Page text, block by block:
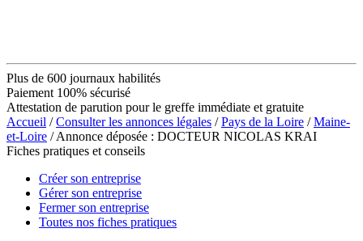
Plus de 600 journaux habilités
Paiement 100% sécurisé
Attestation de parution pour le greffe immédiate et gratuite
Accueil /Consulter les annonces légales /Pays de la Loire /Maine-
et-Loire / Annonce déposée : DOCTEUR NICOLAS KRAI
Fiches pratiques et conseils
Créer son entreprise
Gérer son entreprise
Fermer son entreprise
Toutes nos fiches pratiques